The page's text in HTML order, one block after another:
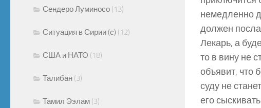
немедленно
должен
Лекарь, а
то в вину не
объявит, что
суду не
его
Сендеро Луминосо (13)
Ситуация в Сирии (с) (12)
США и НАТО (18)
Талибан (3)
Тамил Ээлам (3)